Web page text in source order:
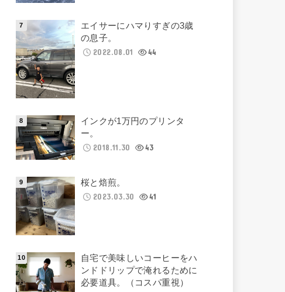
エイサーにハマりすぎの3歳
の息子。
2022.08.01
44
インクが1万円のプリンタ
ー。
2018.11.30
43
桜と焙煎。
2023.03.30
41
自宅で美味しいコーヒーをハ
ンドドリップで淹れるために
必要道具。（コスパ重視）